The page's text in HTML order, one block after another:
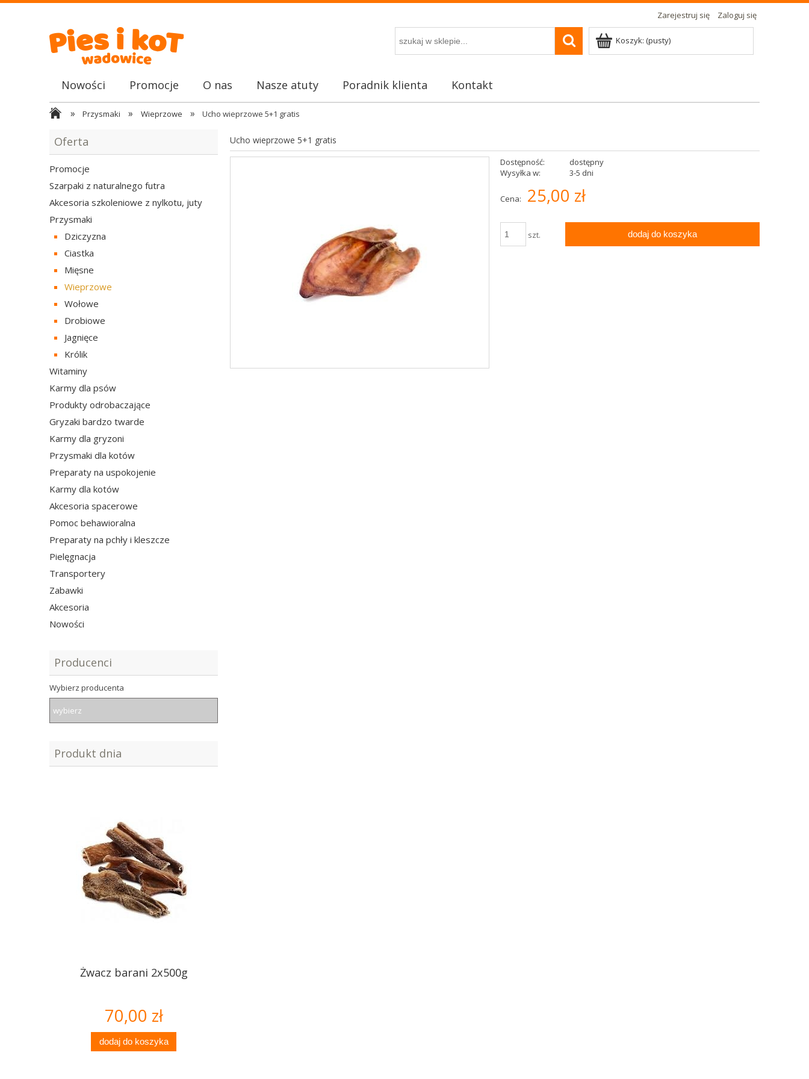
Zarejestruj się Zaloguj się
Koszyk: (pusty)
Nowości Promocje O nas Nasze atuty Poradnik klienta Kontakt
» Przysmaki » Wieprzowe » Ucho wieprzowe 5+1 gratis
Oferta
Promocje
Szarpaki z naturalnego futra
Akcesoria szkoleniowe z nylkotu, juty
Przysmaki
Dziczyzna
Ciastka
Mięsne
Wieprzowe
Wołowe
Drobiowe
Jagnięce
Królik
Witaminy
Karmy dla psów
Produkty odrobaczające
Gryzaki bardzo twarde
Karmy dla gryzoni
Przysmaki dla kotów
Preparaty na uspokojenie
Karmy dla kotów
Akcesoria spacerowe
Pomoc behawioralna
Preparaty na pchły i kleszcze
Pielęgnacja
Transportery
Zabawki
Akcesoria
Nowości
Producenci
Wybierz producenta
Produkt dnia
Żwacz barani 2x500g
70,00 zł
dodaj do koszyka
Ucho wieprzowe 5+1 gratis
Dostępność:
dostępny
Wysyłka w:
3-5 dni
Cena: 25,00 zł
szt. dodaj do koszyka